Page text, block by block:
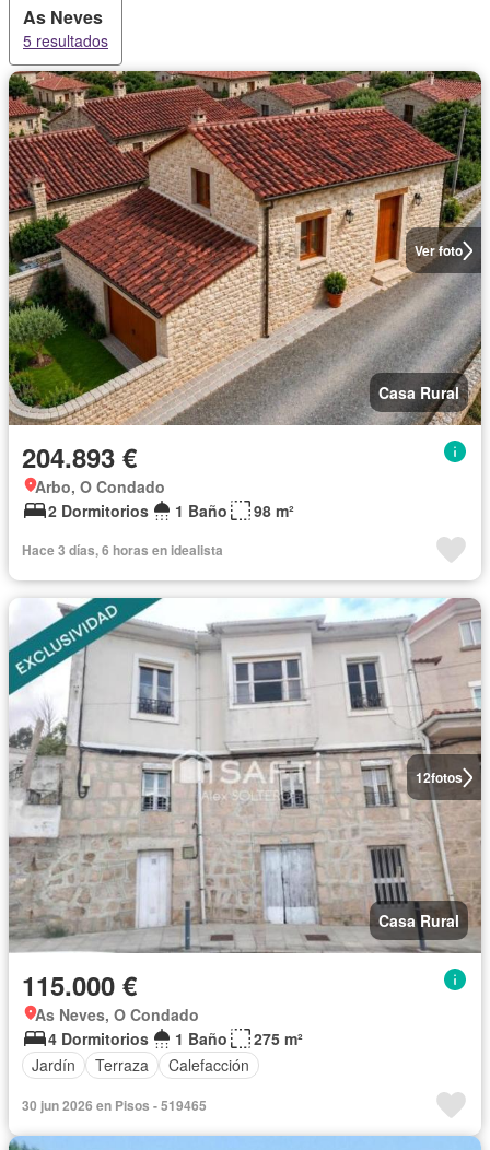
As Neves
5 resultados
Ver foto
Casa Rural
204.893 €
Arbo, O Condado
2 Dormitorios
1 Baño 98 m²
Hace 3 días, 6 horas en idealista
12fotos
Casa Rural
115.000 €
As Neves, O Condado
4 Dormitorios
1 Baño
275 m²
Jardín
Terraza Calefacción
30 jun 2026 en Pisos - 519465